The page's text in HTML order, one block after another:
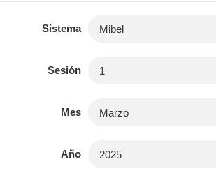
Sistema
Sesión
Mes
Año